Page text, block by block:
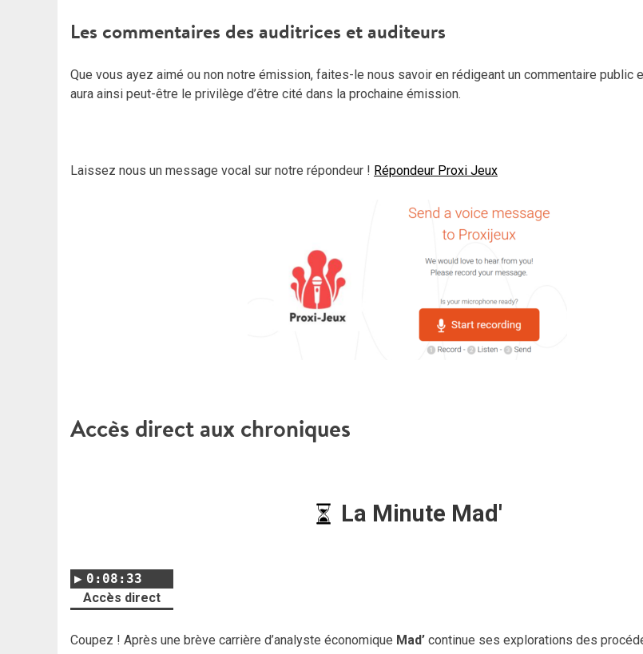
Les commentaires des auditrices et auditeurs
Que vous ayez aimé ou non notre émission, faites-le nous savoir en rédigeant un commentaire public
aura ainsi peut-être le privilège d’être cité dans la prochaine émission.
Laissez nous un message vocal sur notre répondeur ! Répondeur Proxi Jeux
Accès direct aux chroniques
La Minute Mad'
0:08:33
Accès direct
Coupez ! Après une brève carrière d’analyste économique Mad’ continue ses explorations des